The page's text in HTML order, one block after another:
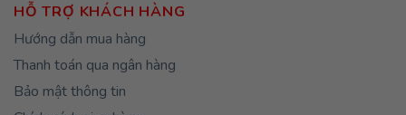
HỖ TRỢ KHÁCH HÀNG
Hướng dẫn mua hàng
Thanh toán qua ngân hàng
Bảo mật thông tin